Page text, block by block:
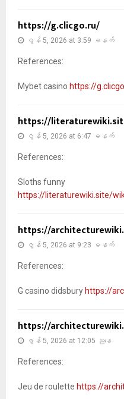
https://g.clicgo.ru/
ဇွန် 5, 2026 at 3:59 မနက်
References:
Mybet casino https://
https://
ဇွန် 5, 2026 at 6:47 မနက်
References:
Sloths funny
https://literaturewiki.site/
https://
ဇွန် 5, 2026 at 9:23 မနက်
References:
G casino didsbury https://
https://
ဇွန် 5, 2026 at 12:05 ညနေ
References:
Jeu de roulette https://